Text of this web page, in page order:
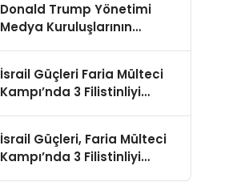
Donald Trump Yönetimi
Medya Kuruluşlarının
İsrail Güçleri Faria Mülteci
Kampı’nda 3 Filistinliyi
İsrail Güçleri, Faria Mülteci
Kampı’nda 3 Filistinliyi